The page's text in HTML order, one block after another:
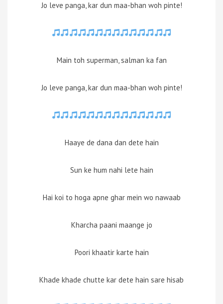
Jo leve panga, kar dun maa-bhan woh pinte!
Main toh superman, salman ka fan
Jo leve panga, kar dun maa-bhan woh pinte!
Haaye de dana dan dete hain
Sun ke hum nahi lete hain
Hai koi to hoga apne ghar mein wo nawaab
Kharcha paani maange jo
Poori khaatir karte hain
Khade khade chutte kar dete hain sare hisab